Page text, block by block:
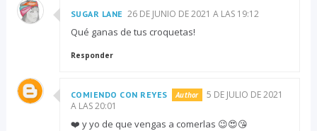
SUGAR LANE 26 DE JUNIO DE 2021 A LAS 19:12
Qué ganas de tus croquetas!
Responder
COMIENDO CON REYES
5 DE JULIO DE 2021
A LAS 20:01
❤️ y yo de que vengas a comerlas 😉😍😘